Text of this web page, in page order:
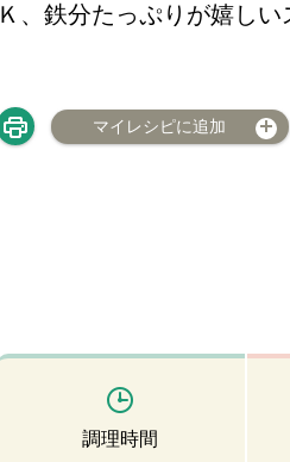
Ｋ、鉄分たっぷりが嬉しい
マイレシピに追加
調理時間